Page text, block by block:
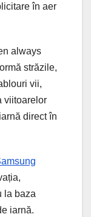
în aer
always
străzile,
vii,
viitoarelor
direct în
la baza
iarnă.